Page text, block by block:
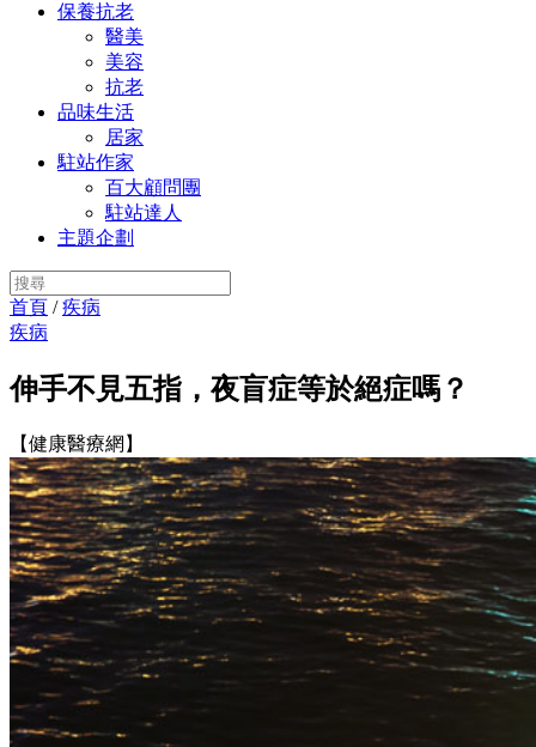
保養抗老
醫美
美容
抗老
品味生活
居家
駐站作家
百大顧問團
駐站達人
主題企劃
首頁 /疾病
疾病
伸手不見五指，夜盲症等於絕症嗎？
【健康醫療網】